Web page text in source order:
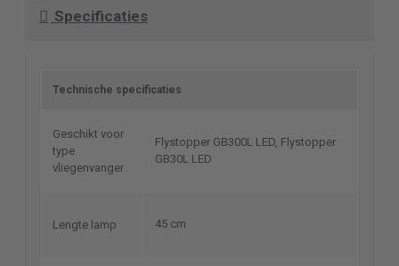
Specificaties
Technische specificaties
Geschikt voor
type
vliegenvanger
Flystopper GB300L LED, Flystopper
GB30L LED
Lengte lamp 45 cm